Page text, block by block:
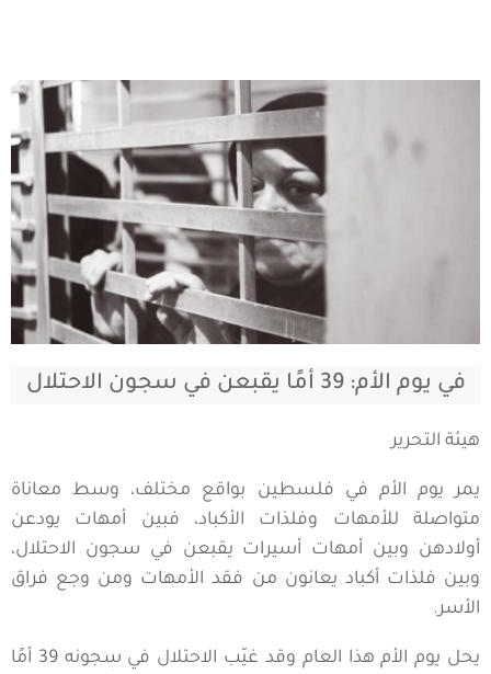
في يوم الأم: 39 أمًا يقبعن في سجون الاحتلال
هيئة التحرير
يمر يوم الأم في فلسطين بواقع مختلف، وسط معاناة
متواصلة للأمهات وفلذات الأكباد، فبين أمهات يودعن
أولادهن وبين أمهات أسيرات يقبعن في سجون الاحتلال،
وبين فلذات أكباد يعانون من فقد الأمهات ومن وجع فراق
الأسر.
يحل يوم الأم هذا العام وقد غيّب الاحتلال في سجونه 39 أمًا